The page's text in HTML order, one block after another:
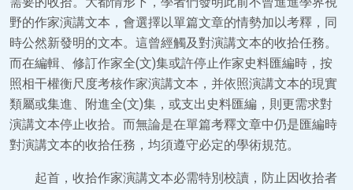
野的作家演講文本，會選擇以單篇文章的情勢加以考釋，同
時公然新發明的文本。這曾經觸及對演講文本的收拾任務。
而在編輯、修訂作家全(文)集或許停止作家史料匯編時，按
照相干權衡尺度考核作家演講文本，并依照演講文本的現實
類屬或集進、附進全(文)集，或支出史料匯編，則更需求對
演講文本停止收拾。而無論是在單篇考釋文章中仍是匯編時
對演講文本的收拾任務，均須遵守必定的學術規范。
起首，收拾作家演講文本必需特別校讀，防止因收拾者